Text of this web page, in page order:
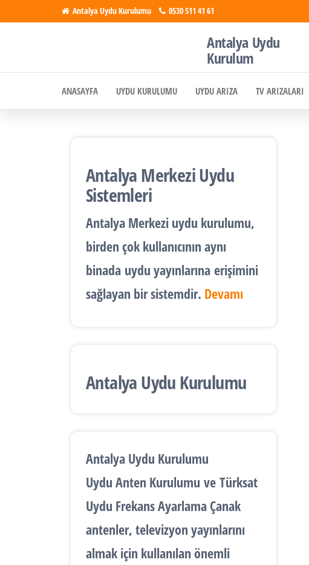
Antalya Uydu Kurulumu 0530 511 41 61
Uydu
Kurulumu
Kurulumu
Antalya Uydu
Kurulum
ANASAYFA UYDU KURULUMU UYDU ARIZA TV ARIZALARI
Antalya Merkezi Uydu
Sistemleri
Antalya Merkezi uydu kurulumu,
birden çok kullanıcının aynı
binada uydu yayınlarına erişimini
sağlayan bir sistemdir. Devamı
Antalya Uydu Kurulumu
Antalya Uydu Kurulumu
Uydu Anten Kurulumu ve Türksat
Uydu Frekans Ayarlama Çanak
antenler, televizyon yayınlarını
almak için kullanılan önemli